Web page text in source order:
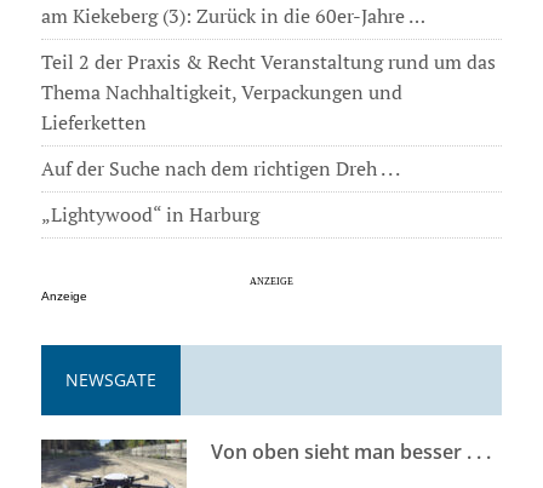
am Kiekeberg (3): Zurück in die 60er-Jahre …
Teil 2 der Praxis & Recht Veranstaltung rund um das
Thema Nachhaltigkeit, Verpackungen und
Lieferketten
Auf der Suche nach dem richtigen Dreh . . .
„Lightywood“ in Harburg
Anzeige
NEWSGATE
Von oben sieht man besser . . .